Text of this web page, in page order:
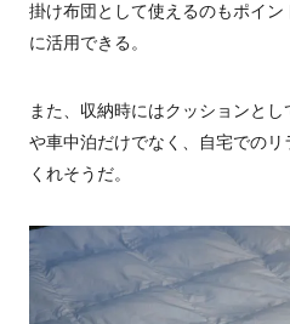
掛け布団として使えるのもポイ
に活用できる。
また、収納時にはクッションと
や車中泊だけでなく、自宅での
くれそうだ。